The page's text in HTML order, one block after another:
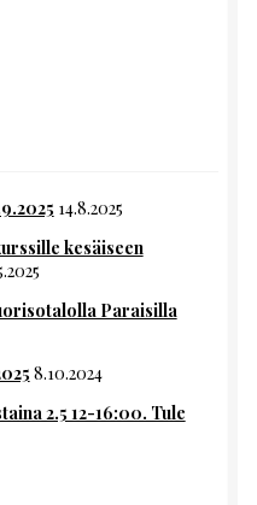
14.8.2025
kesäiseen
Paraisilla
8.10.2024
2.5 12-16:00. Tule